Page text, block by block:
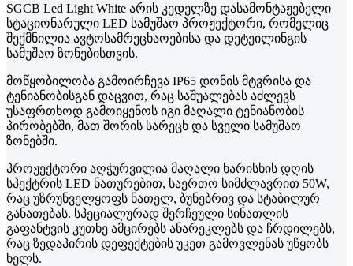
SGCB Led Light White არის კედელზე დასამონტაჟებელი
სტაციონარული LED სამუშაო პროჟექტორი, რომელიც
შექმნილია ავტოსამრეცხაოებისა და დეტეილინგის
სამუშაო ზონებისთვის.
მოწყობილობა გამოირჩევა IP65 დონის მტვრისა და
ტენიანობისგან დაცვით, რაც საშუალებას აძლევს
უსაფრთხოდ გამოიყენოს იგი მაღალი ტენიანობის
პირობებში, მათ შორის სარეცხ და სველი სამუშაო
ზონებში.
პროჟექტორი აღჭურვილია მაღალი ხარისხის დღის
სპექტრის LED ნათურებით, საერთო სიმძლავრით 50W,
რაც უზრუნველყოფს ნათელ, ბუნებრივ და სტაბილურ
განათებას. სპეციალურად შერჩეული სინათლის
გაფანტვის კუთხე ამცირებს ანარეკლებს და ჩრდილებს,
რაც ზედაპირის დეფექტების უკეთ გამოვლენას უწყობს
ხელს.